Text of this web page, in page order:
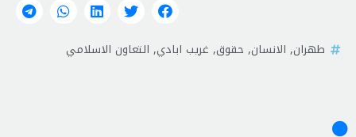
طهران, الانسان, حقوق, غريب ابادي, التعاون الاسلامي